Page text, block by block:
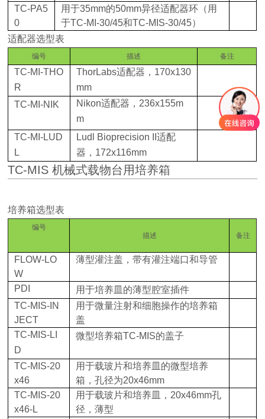
TC-PA5
0
用于35mm的50mm异径适配器环（用
于TC-MI-30/45和TC-MIS-30/45）
适配器选型表
编号 描述 备注
TC-MI-THO
R
ThorLabs适配器， 170x130
mm
TC-MI-NIK
Nikon适配器， 236x155m
m
TC-MI-LUD
L
Ludl Bioprecision II适配
器， 172x116mm
TC-MIS 机械式载物台用培养箱
培养箱选型表
编号
描述
备注
FLOW-LO
W
薄型灌注盖，带有灌注端口和导管
PDI
用于培养皿的薄型腔室插件
TC-MIS-IN
JECT
用于微量注射和细胞操作的培养箱
盖
TC-MIS-LI
D
微型培养箱TC-MIS的盖子
TC-MIS-20
x46
用于载玻片和培养皿的微型培养
箱，孔径为20x46mm
TC-MIS-20
x46-L
用于载玻片和培养皿， 20x46mm孔
径，薄型